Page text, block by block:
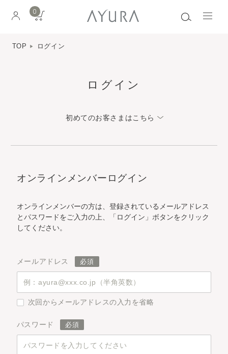
0
TOP ログイン
ログイン
初めてのお客さまはこちら
オンラインメンバーログイン
オンラインメンバーの方は、登録されているメールアドレス
とパスワードをご入力の上、「ログイン」ボタンをクリック
してください。
メールアドレス
次回からメールアドレスの入力を省略
パスワード